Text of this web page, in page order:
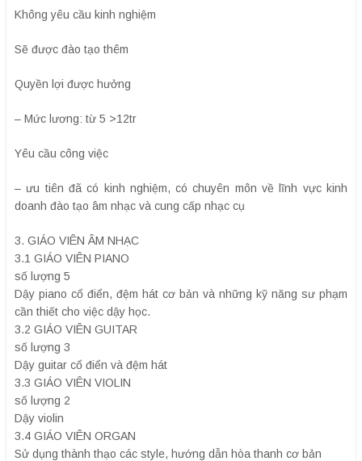
Không yêu cầu kinh nghiệm
Sẽ được đào tạo thêm
Quyền lợi được hưởng
– Mức lương: từ 5 >12tr
Yêu cầu công việc
– ưu tiên đã có kinh nghiệm, có chuyên môn về lĩnh vực kinh
doanh đào tạo âm nhạc và cung cấp nhạc cụ
3. GIÁO VIÊN ÂM NHẠC
3.1 GIÁO VIÊN PIANO
số lượng 5
Dậy piano cổ điển, đệm hát cơ bản và những kỹ năng sư phạm
cần thiết cho việc dậy học.
3.2 GIÁO VIÊN GUITAR
số lượng 3
Dậy guitar cổ điển và đệm hát
3.3 GIÁO VIÊN VIOLIN
số lượng 2
Dậy violin
3.4 GIÁO VIÊN ORGAN
Sử dụng thành thạo các style, hướng dẫn hòa thanh cơ bản